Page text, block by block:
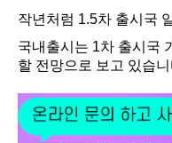
작년처럼 1.5차 출시국
국내출시는 1차 출시국
할 전망으로 보고 있습니